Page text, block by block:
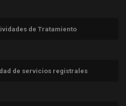
de Tratamiento
de servicios registrales